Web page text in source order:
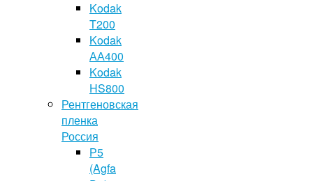
Kodak
T200
Kodak
АА400
Kodak
HS800
Рентгеновская
пленка
Россия
Р5
(Agfa